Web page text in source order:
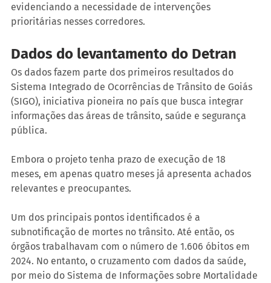
evidenciando a necessidade de intervenções
prioritárias nesses corredores.
Dados do levantamento do Detran
Os dados fazem parte dos primeiros resultados do
Sistema Integrado de Ocorrências de Trânsito de Goiás
(SIGO), iniciativa pioneira no país que busca integrar
informações das áreas de trânsito, saúde e segurança
pública.
Embora o projeto tenha prazo de execução de 18
meses, em apenas quatro meses já apresenta achados
relevantes e preocupantes.
Um dos principais pontos identificados é a
subnotificação de mortes no trânsito. Até então, os
órgãos trabalhavam com o número de 1.606 óbitos em
2024. No entanto, o cruzamento com dados da saúde,
por meio do Sistema de Informações sobre Mortalidade